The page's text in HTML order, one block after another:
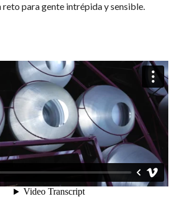
para gente intrépida y sensible.